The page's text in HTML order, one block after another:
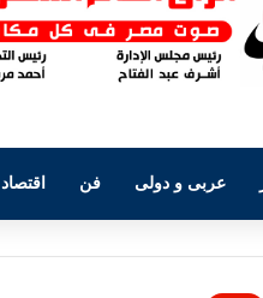
عربى و دولى فن اقتصاد